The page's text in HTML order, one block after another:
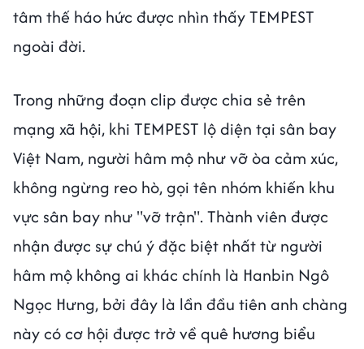
tâm thế háo hức được nhìn thấy TEMPEST
ngoài đời.
Trong những đoạn clip được chia sẻ trên
mạng xã hội, khi TEMPEST lộ diện tại sân bay
Việt Nam, người hâm mộ như vỡ òa cảm xúc,
không ngừng reo hò, gọi tên nhóm khiến khu
vực sân bay như "vỡ trận". Thành viên được
nhận được sự chú ý đặc biệt nhất từ người
hâm mộ không ai khác chính là Hanbin Ngô
Ngọc Hưng, bởi đây là lần đầu tiên anh chàng
này có cơ hội được trở về quê hương biểu